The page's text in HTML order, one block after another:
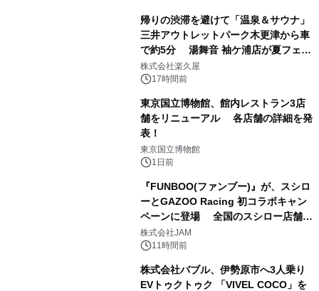
帰りの渋滞を避けて「温泉＆サウナ」
三井アウトレットパーク木更津から車
で約5分 湯舞音 袖ケ浦店が夏フェア
メニューを提供
株式会社楽久屋
17時間前
東京国立博物館、館内レストラン3店
舗をリニューアル 各店舗の詳細を発
表！
東京国立博物館
1日前
『FUNBOO(ファンブー)』が、スシロ
ーとGAZOO Racing 初コラボキャン
ペーンに登場 全国のスシロー店舗で
GR 4車種の FUNBOO(ミニカー)付き
メニューが展開されます
株式会社JAM
11時間前
株式会社バブル、伊勢原市へ3人乗り
EVトゥクトゥク 「VIVEL COCO」を